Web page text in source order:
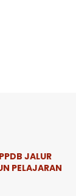
JALUR
PELAJARAN